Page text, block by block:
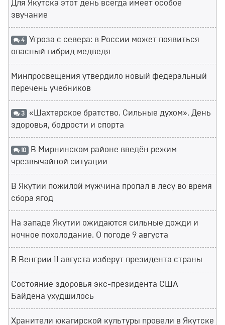
Для Якутска этот день всегда имеет особое
звучание
4 Угроза с севера: в России может появиться
опасный гибрид медведя
Минпросвещения утвердило новый федеральный
перечень учебников
3 «Шахтерское братство. Сильные духом». День
здоровья, бодрости и спорта
10 В Мирнинском районе введён режим
чрезвычайной ситуации
В Якутии пожилой мужчина пропал в лесу во время
сбора ягод
На западе Якутии ожидаются сильные дожди и
ночное похолодание. О погоде 9 августа
В Венгрии 11 августа изберут президента страны
Состояние здоровья экс-президента США
Байдена ухудшилось
Хранители юкагирской культуры провели в Якутске